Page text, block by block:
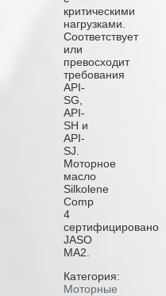
критическими
нагрузками.
Соответствует
или
превосходит
требования
API-
SG,
API-
SH и
API-
SJ.
Моторное
масло
Silkolene
Comp
4
сертифицировано
JASO
MA2.
Категория:
Моторные